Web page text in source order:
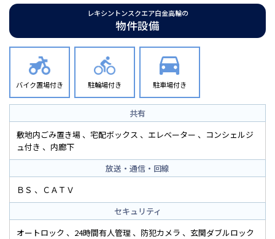
レキシントンスクエア白金高輪の
物件設備
バイク置場付き 駐輪場付き 駐車場付き
共有
敷地内ごみ置き場
宅配ボックス エレベーター
コンシェルジ
ュ付き
内廊下
放送・通信・回線
ＢＳ
ＣＡＴＶ
セキュリティ
オートロック
24時間有人管理 防犯カメラ
玄関ダブルロック